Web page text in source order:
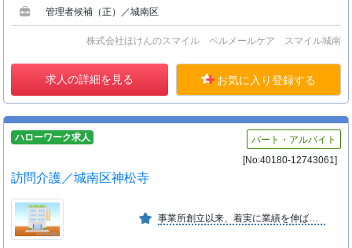
管理者候補（正）／城南区
株式会社ほけんのスマイル ペルメールケア スマイル城南
求人の詳細を見る お気に入り登録する
ハローワーク求人
パート・アルバイト
[No:40180-12743061]
訪問介護／城南区神松寺
事業所創立以来、着実に業績を伸ばしています。利用者の意思・人格を尊重し、常に利用者の立場にたったサービスが提供できる様、努力しています。アットホームな働きやすい環境です。